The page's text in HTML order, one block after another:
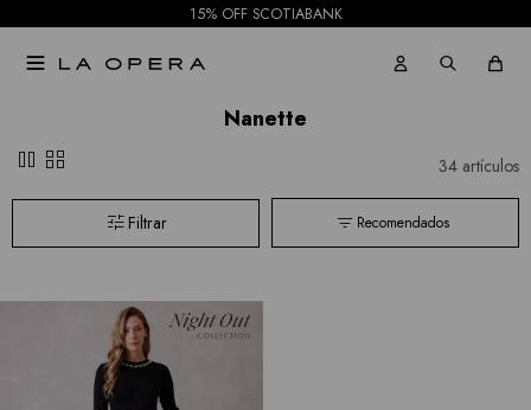
15% OFF SCOTIABANK

Nanette
pause grid_view 34 artículos
Recomendados